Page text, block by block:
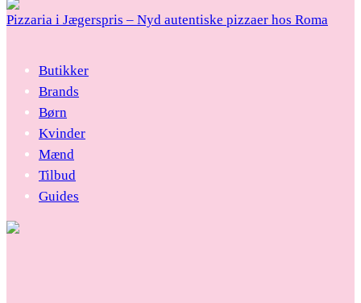
Pizzaria i Jægerspris – Nyd autentiske pizzaer hos Roma
Butikker
Brands
Børn
Kvinder
Mænd
Tilbud
Guides